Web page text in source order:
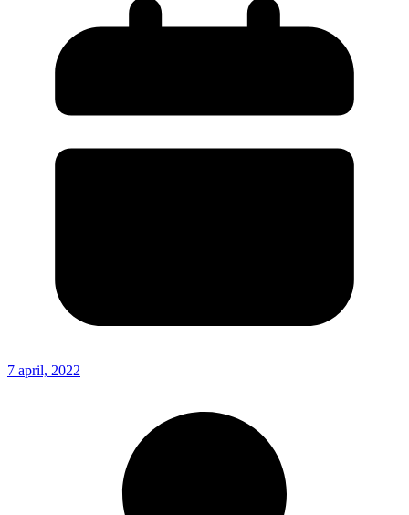
7 april, 2022